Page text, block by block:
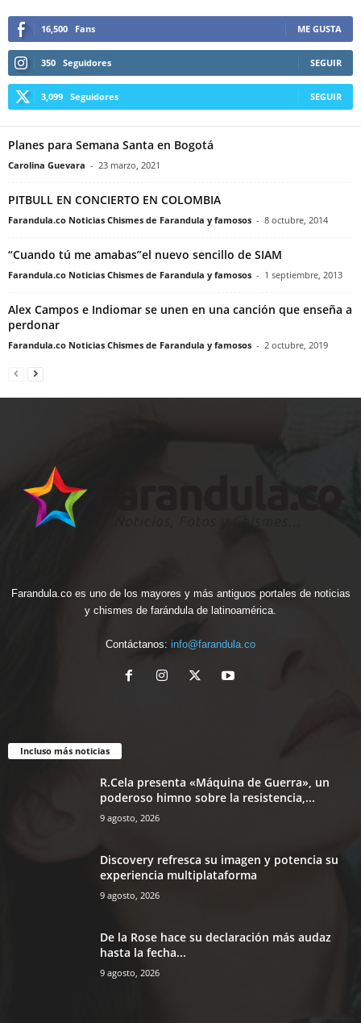
16,500 Fans ME GUSTA
350 Seguidores SEGUIR
3,099 Seguidores SEGUIR
Planes para Semana Santa en Bogotá
Carolina Guevara - 23 marzo, 2021
PITBULL EN CONCIERTO EN COLOMBIA
Farandula.co Noticias Chismes de Farandula y famosos - 8 octubre, 2014
“Cuando tú me amabas”el nuevo sencillo de SIAM
Farandula.co Noticias Chismes de Farandula y famosos - 1 septiembre, 2013
Alex Campos e Indiomar se unen en una canción que enseña a
perdonar
Farandula.co Noticias Chismes de Farandula y famosos - 2 octubre, 2019
Farandula.co es uno de los mayores y más antiguos portales de noticias
y chismes de farándula de latinoamérica.
Contáctanos: info@farandula.co
Incluso más noticias
R.Cela presenta «Máquina de Guerra», un
poderoso himno sobre la resistencia,...
9 agosto, 2026
Discovery refresca su imagen y potencia su
experiencia multiplataforma
9 agosto, 2026
De la Rose hace su declaración más audaz
hasta la fecha...
9 agosto, 2026